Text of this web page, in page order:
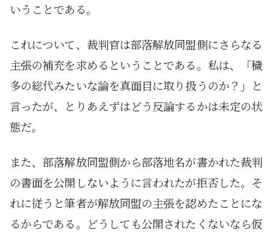
いうことである。
これについて、裁判官は部落解放同盟側にさらなる
主張の補充を求めるということである。私は、「穢
多の総代みたいな論を真面目に取り扱うのか？」と
言ったが、とりあえずはどう反論するかは未定の状
態だ。
また、部落解放同盟側から部落地名が書かれた裁判
の書面を公開しないように言われたが拒否した。そ
れに従うと筆者が解放同盟の主張を認めたことにな
るからである。どうしても公開されたくないなら仮